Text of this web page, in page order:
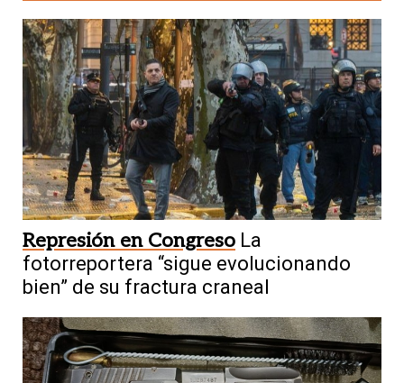
Represión en Congreso La
fotorreportera “sigue evolucionando
bien” de su fractura craneal